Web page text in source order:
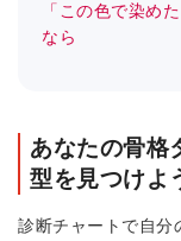
「この色で染め
なら
あなたの骨格
型を見つけよ
診断チャートで自分